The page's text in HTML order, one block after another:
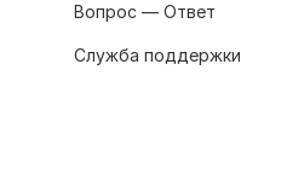
Вопрос — Ответ
Служба поддержки